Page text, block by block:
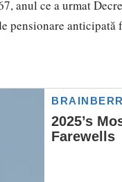
anul ce a urmat
pensionare anticipată